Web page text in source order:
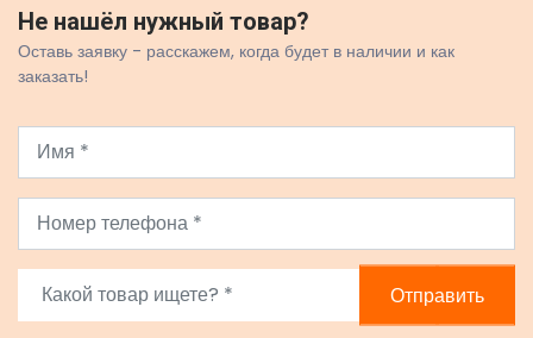
Не нашёл нужный товар?
Оставь заявку - расскажем, когда будет в наличии и как
заказать!
Отправить